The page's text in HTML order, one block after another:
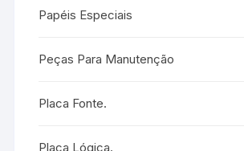
Papéis Especiais
Peças Para Manutenção
Placa Fonte.
Placa Lógica.